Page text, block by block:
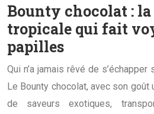
Bounty chocolat : la
tropicale qui fait
papilles
Qui n’a jamais rêvé de
Le Bounty chocolat, avec son
de saveurs exotiques,